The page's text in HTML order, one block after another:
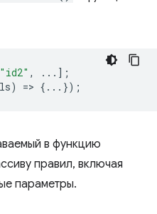
"id2" ,
...];
) => {...});
в функцию
правил, включая
параметры.